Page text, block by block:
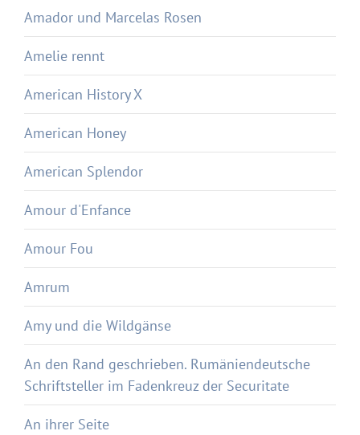
Amador und Marcelas Rosen
Amelie rennt
American History X
American Honey
American Splendor
Amour d'Enfance
Amour Fou
Amrum
Amy und die Wildgänse
An den Rand geschrieben. Rumäniendeutsche
Schriftsteller im Fadenkreuz der Securitate
An ihrer Seite